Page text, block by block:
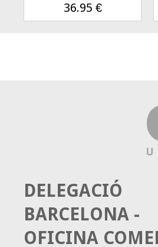
36.95 €
DELEGACIÓ
BARCELONA -
OFICINA